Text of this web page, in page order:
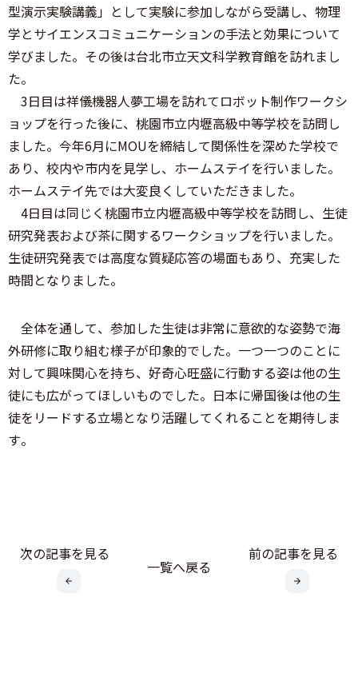
型演示実験講義」として実験に参加しながら受講し、物理
学とサイエンスコミュニケーションの手法と効果について
学びました。その後は台北市立天文科学教育館を訪れまし
た。
3日目は祥儀機器人夢工場を訪れてロボット制作ワークシ
ョップを行った後に、桃園市立内壢高級中等学校を訪問し
ました。今年6月にMOUを締結して関係性を深めた学校で
あり、校内や市内を見学し、ホームステイを行いました。
ホームステイ先では大変良くしていただきました。
4日目は同じく桃園市立内壢高級中等学校を訪問し、生徒
研究発表および茶に関するワークショップを行いました。
生徒研究発表では高度な質疑応答の場面もあり、充実した
時間となりました。
全体を通して、参加した生徒は非常に意欲的な姿勢で海
外研修に取り組む様子が印象的でした。一つ一つのことに
対して興味関心を持ち、好奇心旺盛に行動する姿は他の生
徒にも広がってほしいものでした。日本に帰国後は他の生
徒をリードする立場となり活躍してくれることを期待しま
す。
次の記事を見る
一覧へ戻る
前の記事を見る